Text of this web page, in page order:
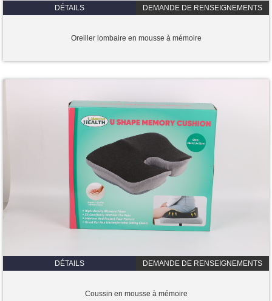
DÉTAILS DEMANDE DE RENSEIGNEMENTS
Oreiller lombaire en mousse à mémoire
DÉTAILS DEMANDE DE RENSEIGNEMENTS
Coussin en mousse à mémoire